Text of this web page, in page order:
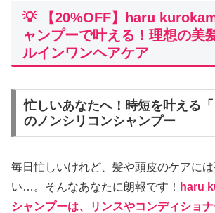
💡 【20%OFF】haru
ャンプーで叶える！理想の美
ルインワンヘアケア
忙しいあなたへ！時短を叶える「
のノンシリコンシャンプー
毎日忙しいけれど、髪や頭皮のケアに
い…。そんなあなたに朗報です！ haru
シャンプーは、リンスやコンディショ